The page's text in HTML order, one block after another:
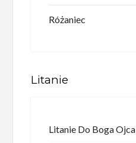
Różaniec
Litanie
Litanie Do Boga Ojca